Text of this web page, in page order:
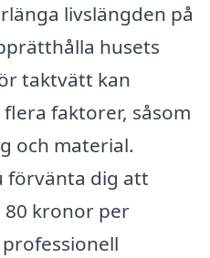
livslängden på
husets
taktvätt kan
faktorer, såsom
och material.
förvänta dig att
80 kronor per